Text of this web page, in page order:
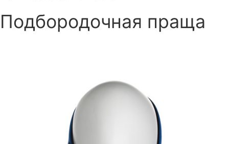
Подбородочная праща